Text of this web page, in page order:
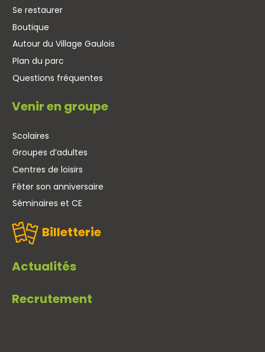
Se restaurer
Boutique
Autour du Village Gaulois
Plan du parc
Questions fréquentes
Venir en groupe
Scolaires
Groupes d’adultes
Centres de loisirs
Fêter son anniversaire
Séminaires et CE
Billetterie
Actualités
Recrutement